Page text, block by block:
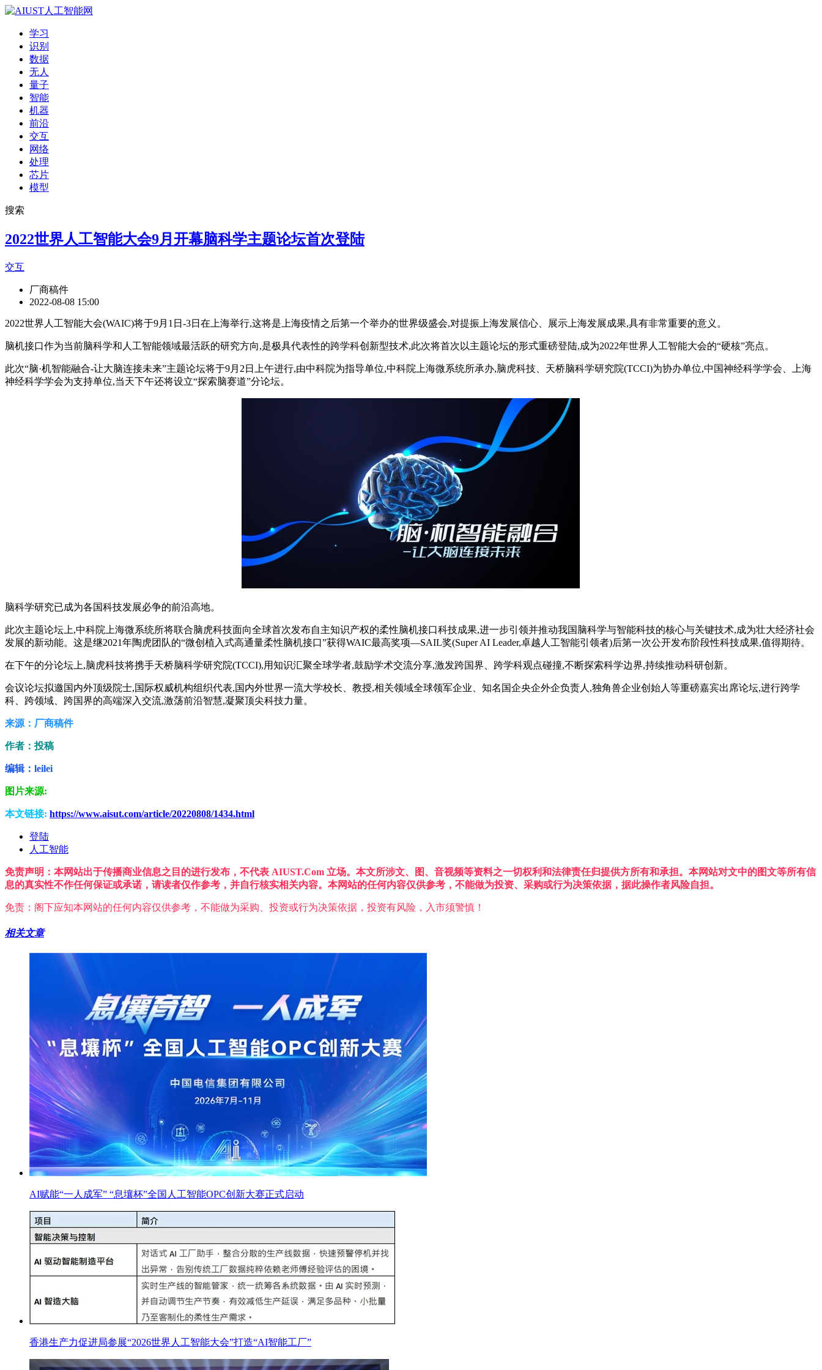
学习
识别
数据
无人
量子
智能
机器
前沿
交互
网络
处理
芯片
模型
搜索
2022世界人工智能大会9月开幕脑科学主题论坛首次登陆
交互
厂商稿件
2022-08-08 15:00
2022世界人工智能大会(WAIC)将于9月1日-3日在上海举行,这将是上海疫情之后第一个举办的世界级盛会,对提振上海发展信心、展示上海发展成果,具有非常重要的意义。
脑机接口作为当前脑科学和人工智能领域最活跃的研究方向,是极具代表性的跨学科创新型技术,此次将首次以主题论坛的形式重磅登陆,成为2022年世界人工智能大会的“硬核”亮点。
此次“脑·机智能融合-让大脑连接未来”主题论坛将于9月2日上午进行,由中科院为指导单位,中科院上海微系统所承办,脑虎科技、天桥脑科学研究院(TCCI)为协办单位,中国神经科学学会、上海
神经科学学会为支持单位,当天下午还将设立“探索脑赛道”分论坛。
脑科学研究已成为各国科技发展必争的前沿高地。
此次主题论坛上,中科院上海微系统所将联合脑虎科技面向全球首次发布自主知识产权的柔性脑机接口科技成果,进一步引领并推动我国脑科学与智能科技的核心与关键技术,成为壮大经济社会
发展的新动能。这是继2021年陶虎团队的“微创植入式高通量柔性脑机接口”获得WAIC最高奖项—SAIL奖(Super AI Leader,卓越人工智能引领者)后第一次公开发布阶段性科技成果,值得期待。
在下午的分论坛上,脑虎科技将携手天桥脑科学研究院(TCCI),用知识汇聚全球学者,鼓励学术交流分享,激发跨国界、跨学科观点碰撞,不断探索科学边界,持续推动科研创新。
会议论坛拟邀国内外顶级院士,国际权威机构组织代表,国内外世界一流大学校长、教授,相关领域全球领军企业、知名国企央企外企负责人,独角兽企业创始人等重磅嘉宾出席论坛,进行跨学
科、跨领域、跨国界的高端深入交流,激荡前沿智慧,凝聚顶尖科技力量。
来源：厂商稿件
作者：投稿
编辑：leilei
图片来源:
本文链接: https://www.aisut.com/article/20220808/1434.html
登陆
人工智能
免责声明：本网站出于传播商业信息之目的进行发布，不代表 AIUST.Com 立场。本文所涉文、图、音视频等资料之一切权利和法律责任归提供方所有和承担。本网站对文中的图文等所有信
息的真实性不作任何保证或承诺，请读者仅作参考，并自行核实相关内容。本网站的任何内容仅供参考，不能做为投资、采购或行为决策依据，据此操作者风险自担。
免责：阁下应知本网站的任何内容仅供参考，不能做为采购、投资或行为决策依据，投资有风险，入市须警慎！
相关文章
AI赋能“一人成军” “息壤杯”全国人工智能OPC创新大赛正式启动
香港生产力促进局参展“2026世界人工智能大会”打造“AI智能工厂”